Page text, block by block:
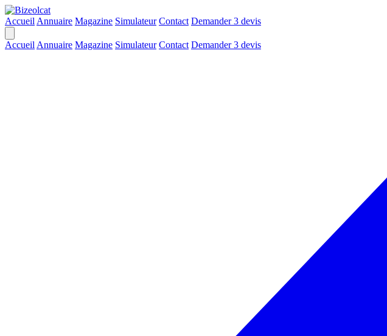
Accueil Annuaire Magazine Simulateur Contact Demander 3 devis
Accueil Annuaire Magazine Simulateur Contact Demander 3 devis